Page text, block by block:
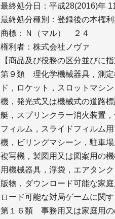
最終処分日：平成28(2016)年
最終処分種別：登録後の本権利
商標：Ｎ（マル） ２４
権利者：株式会社ノヴァ
【商品及び役務の区分並びに
第９類 理化学機械器具，測定
ド，ロケット，スロットマシ
機，発光式又は機械式の道路
艇，スプリンクラー消火装置
フィルム，スライドフィルム
機，ビリングマシーン，駐車
複写機，製図用又は図案用の
用機械器具，浮袋，エアタン
版物，ダウンロード可能な家
ロード可能な対局ゲームに関
第１６類 事務用又は家庭用の